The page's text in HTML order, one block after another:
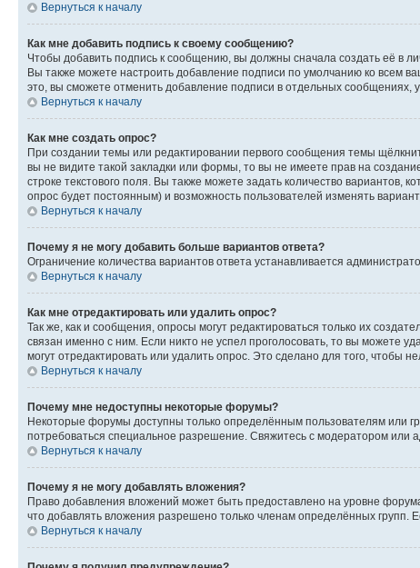
Вернуться к началу
Как мне добавить подпись к своему сообщению?
Чтобы добавить подпись к сообщению, вы должны сначала создать её в
Вы также можете настроить добавление подписи по умолчанию ко всем
это, вы сможете отменить добавление подписи в отдельных сообщениях,
Вернуться к началу
Как мне создать опрос?
При создании темы или редактировании первого сообщения темы
вы не видите такой закладки или формы, то вы не имеете прав на
строке текстового поля. Вы также можете задать количество вариантов,
опрос будет постоянным) и возможность пользователей изменять
Вернуться к началу
Почему я не могу добавить больше вариантов ответа?
Ограничение количества вариантов ответа устанавливается
Вернуться к началу
Как мне отредактировать или удалить опрос?
Так же, как и сообщения, опросы могут редактироваться только их
связан именно с ним. Если никто не успел проголосовать, то вы можете
могут отредактировать или удалить опрос. Это сделано для того, чтобы
Вернуться к началу
Почему мне недоступны некоторые форумы?
Некоторые форумы доступны только определённым пользователям или
потребоваться специальное разрешение. Свяжитесь с модератором
Вернуться к началу
Почему я не могу добавлять вложения?
Право добавления вложений может быть предоставлено на уровне
что добавлять вложения разрешено только членам определённых
Вернуться к началу